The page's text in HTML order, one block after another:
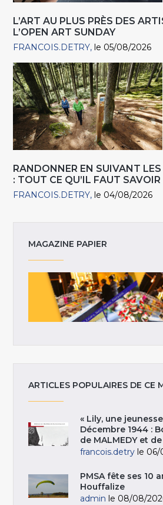
L’ART AU PLUS PRÈS DES
L’OPEN ART SUNDAY
FRANCOIS.DETRY le 05/08/2026
RANDONNER EN SUIVANT
: TOUT CE QU’IL FAUT SAVOIR
FRANCOIS.DETRY le 04/08/2026
MAGAZINE PAPIER
ARTICLES POPULAIRES DE CE
« Lily, une
Décembre 1944 :
de MALMEDY et
francois.detry le 06/
PMSA fête ses 10
Houffalize
admin le 08/08/